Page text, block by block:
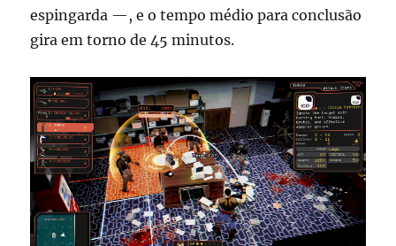
espingarda —, e o tempo médio para conclusão
gira em torno de 45 minutos.